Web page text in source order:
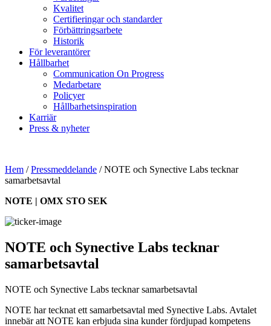
Kvalitet
Certifieringar och standarder
Förbättringsarbete
Historik
För leverantörer
Hållbarhet
Communication On Progress
Medarbetare
Policyer
Hållbarhetsinspiration
Karriär
Press & nyheter
Hem /Pressmeddelande /NOTE och Synective Labs tecknar
samarbetsavtal
NOTE | OMX STO SEK
NOTE och Synective Labs tecknar
samarbetsavtal
NOTE och Synective Labs tecknar samarbetsavtal
NOTE har tecknat ett samarbetsavtal med Synective Labs. Avtalet
innebär att NOTE kan erbjuda sina kunder fördjupad kompetens